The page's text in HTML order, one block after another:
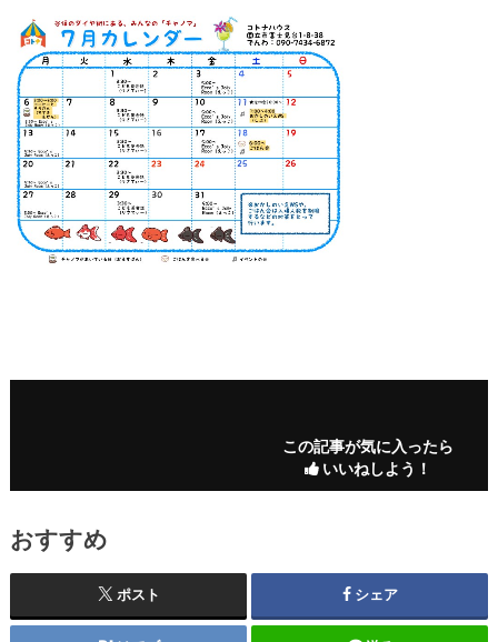
この記事が気に入ったら
いいねしよう！
おすすめ
ポスト シェア